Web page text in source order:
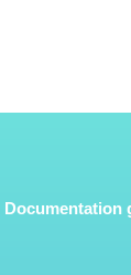
Documentation